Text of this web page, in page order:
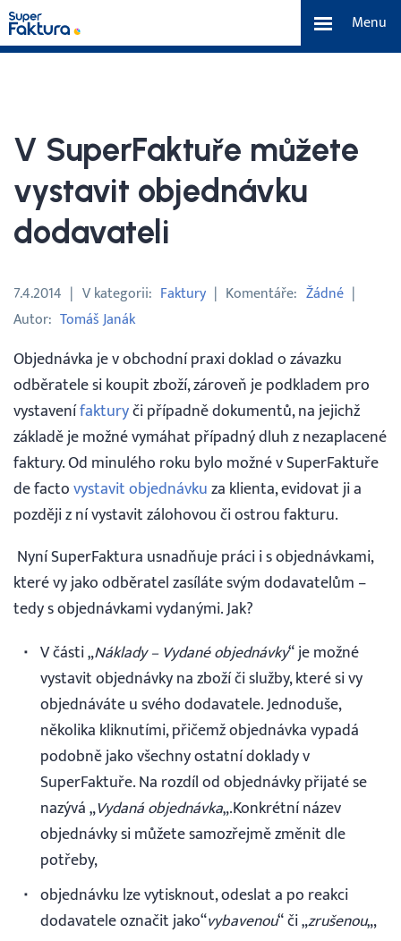
Menu
O nás
Tým a náš příběh
Blog
Vyhledávání
Čeština
Čeština
English
30 DNÍ ZDARMA
Přihlášení
V SuperFaktuře můžete
vystavit objednávku
dodavateli
7.4.2014 V kategorii Faktury Komentáře Žádné
Autor Tomáš Janák
Objednávka je v obchodní praxi doklad o závazku
odběratele si koupit zboží, zároveň je podkladem pro
vystavenífakturyči případně dokumentů, na jejichž
základě je možné vymáhat případný dluh z nezaplacené
faktury. Od minulého roku bylo možné v SuperFaktuře
de factovystavit objednávkuza klienta, evidovat ji a
později z ní vystavit zálohovou či ostrou fakturu.
Nyní SuperFaktura usnadňuje práci i s objednávkami,
které vy jako odběratel zasíláte svým dodavatelům –
tedy s objednávkami vydanými. Jak?
V části „Náklady – Vydané objednávky“ je možné
vystavit objednávky na zboží či služby, které si vy
objednáváte u svého dodavatele. Jednoduše,
několika kliknutími, přičemž objednávka vypadá
podobně jako všechny ostatní doklady v
SuperFaktuře. Na rozdíl od objednávky přijaté se
nazývá „Vydaná objednávka„.Konkrétní název
objednávky si můžete samozřejmě změnit dle
potřeby,
objednávku lze vytisknout, odeslat a po reakci
dodavatele označit jako“vybavenou“ či „zrušenou„,